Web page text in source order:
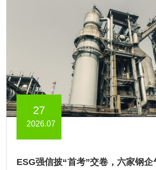
27
2026.07
ESG强信披“首考”交卷，六家钢企